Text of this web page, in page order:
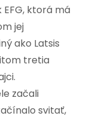
ktorá má
jej
ako Latsis
tretia
začali
svitať,